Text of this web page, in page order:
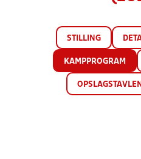
STILLING
KAMPPROGRAM
OPSLAGSTAVLEN